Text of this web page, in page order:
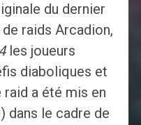
du dernier
raids Arcadion,
les joueurs
diaboliques et
a été mis en
dans le cadre de